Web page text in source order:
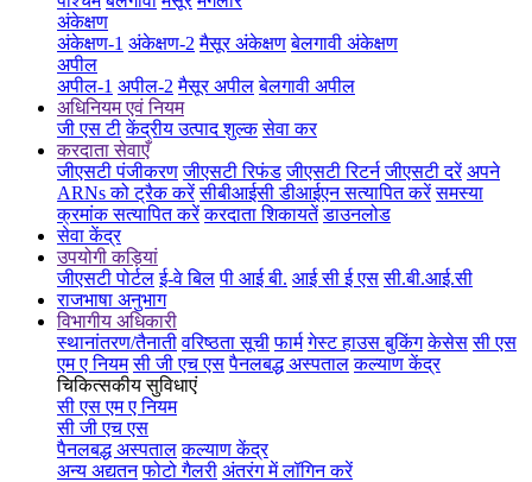
अंकेक्षण
अंकेक्षण-1 अंकेक्षण-2 मैसूर अंकेक्षण बेलगावी अंकेक्षण
अपील
अपील-1 अपील-2 मैसूर अपील बेलगावी अपील
अधिनियम एवं नियम
जी एस टी केंद्रीय उत्पाद शुल्क सेवा कर
करदाता सेवाएँ
जीएसटी पंजीकरण जीएसटी रिफंड जीएसटी रिटर्न जीएसटी दरें अपने
ARNs को ट्रैक करें सीबीआईसी डीआईएन सत्यापित करें समस्या
क्रमांक सत्यापित करें करदाता शिकायतें डाउनलोड
सेवा केंद्र
उपयोगी कड़ियां
जीएसटी पोर्टल ई-वे बिल पी आई बी. आई सी ई एस सी.बी.आई.सी
राजभाषा अनुभाग
विभागीय अधिकारी
स्थानांतरण/तैनाती वरिष्ठता सूची फार्म गेस्ट हाउस बुकिंग केसेस सी एस
एम ए नियम सी जी एच एस पैनलबद्ध अस्पताल कल्याण केंद्र
चिकित्सकीय सुविधाएं
सी एस एम ए नियम
सी जी एच एस
पैनलबद्ध अस्पताल कल्याण केंद्र
अन्य अद्यतन फोटो गैलरी अंतरंग में लॉगिन करें